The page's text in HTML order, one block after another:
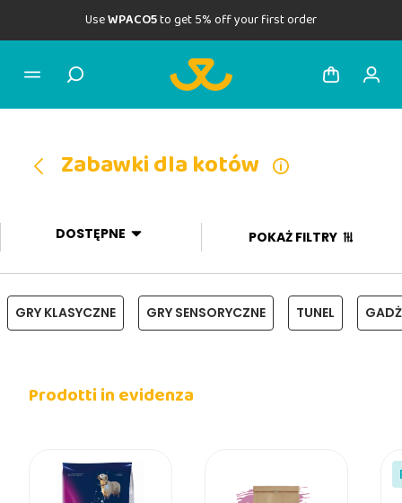
UseWPACO5to get 5% off your first order
Zabawki dla kotów
DOSTĘPNE
GRY KLASYCZNE GRY SENSORYCZNE TUNEL
POKAŻ FILTRY
Prodotti in evidenza